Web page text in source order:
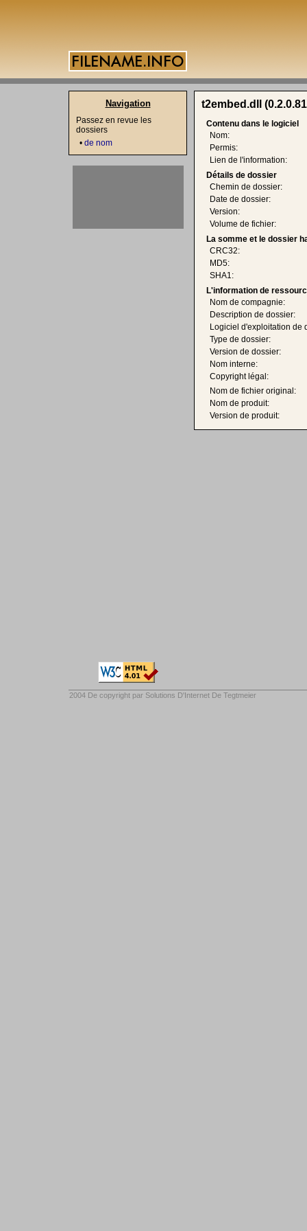
t2embed.dll
Contenu dans le logiciel
Nom:
Permis:
Lien de l'information:
Détails de dossier
Chemin de dossier:
Date de dossier:
Version:
Volume de fichier:
La somme et le dossier
CRC32:
MD5:
SHA1:
L'information de
Nom de compagnie:
Description de dossier:
Logiciel d'exploitation de
Type de dossier:
Version de dossier:
Nom interne:
Copyright légal:
Nom de fichier original:
Nom de produit:
Version de produit:
Navigation
Passez en revue les
dossiers
• de nom
2004 De copyright par Solutions D'Internet De Tegtmeier